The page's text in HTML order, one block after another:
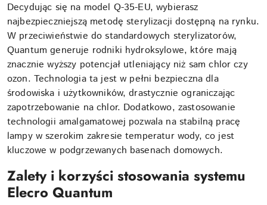
Decydując się na model Q-35-EU, wybierasz
najbezpieczniejszą metodę sterylizacji dostępną na rynku.
W przeciwieństwie do standardowych sterylizatorów,
Quantum generuje rodniki hydroksylowe, które mają
znacznie wyższy potencjał utleniający niż sam chlor czy
ozon. Technologia ta jest w pełni bezpieczna dla
środowiska i użytkowników, drastycznie ograniczając
zapotrzebowanie na chlor. Dodatkowo, zastosowanie
technologii amalgamatowej pozwala na stabilną pracę
lampy w szerokim zakresie temperatur wody, co jest
kluczowe w podgrzewanych basenach domowych.
Zalety i korzyści stosowania systemu
Elecro Quantum